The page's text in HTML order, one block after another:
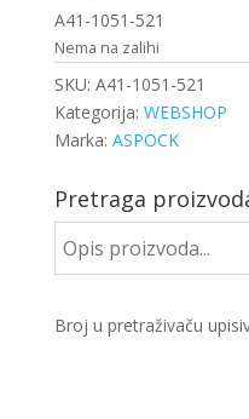
A41-1051-521
Nema na zalihi
SKU: A41-1051-521
Kategorija: WEBSHOP
Marka: ASPOCK
Pretraga
Broj u pretraživaču